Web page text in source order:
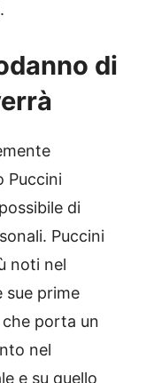
di
Puccini
di
Puccini
noti nel
sue prime
porta un
nel
e su quello